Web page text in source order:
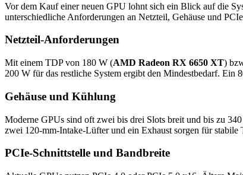
Vor dem Kauf einer neuen GPU lohnt sich ein Blick auf die
unterschiedliche Anforderungen an Netzteil, Gehäuse und
Netzteil-Anforderungen
Mit einem TDP von 180 W (AMD Radeon RX 6650 XT)
200 W für das restliche System ergibt den Mindestbedarf. Ein
Gehäuse und Kühlung
Moderne GPUs sind oft zwei bis drei Slots breit und bis zu
zwei 120-mm-Intake-Lüfter und ein Exhaust sorgen für stabile
PCIe-Schnittstelle und Bandbreite